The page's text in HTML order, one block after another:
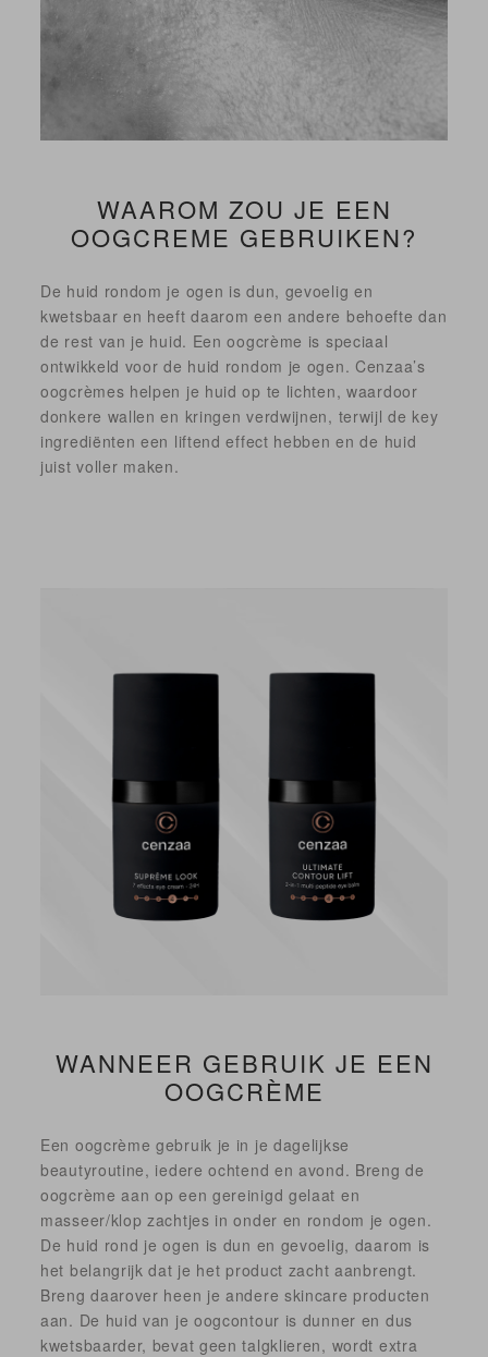
WAAROM ZOU JE EEN
OOGCREME GEBRUIKEN?
De huid rondom je ogen is dun, gevoelig en
kwetsbaar en heeft daarom een andere behoefte dan
de rest van je huid. Een oogcrème is speciaal
ontwikkeld voor de huid rondom je ogen. Cenzaa’s
oogcrèmes helpen je huid op te lichten, waardoor
donkere wallen en kringen verdwijnen, terwijl de key
ingrediënten een liftend effect hebben en de huid
juist voller maken.
WANNEER GEBRUIK JE EEN
OOGCRÈME
Een oogcrème gebruik je in je dagelijkse
beautyroutine, iedere ochtend en avond. Breng de
oogcrème aan op een gereinigd gelaat en
masseer/klop zachtjes in onder en rondom je ogen.
De huid rond je ogen is dun en gevoelig, daarom is
het belangrijk dat je het product zacht aanbrengt.
Breng daarover heen je andere skincare producten
aan. De huid van je oogcontour is dunner en dus
kwetsbaarder, bevat geen talgklieren, wordt extra